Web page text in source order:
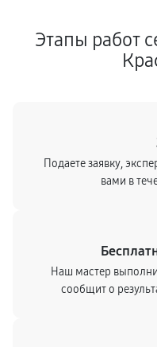
Этапы работ
Подаете заявку,
вами в
Наш мастер
сообщит о